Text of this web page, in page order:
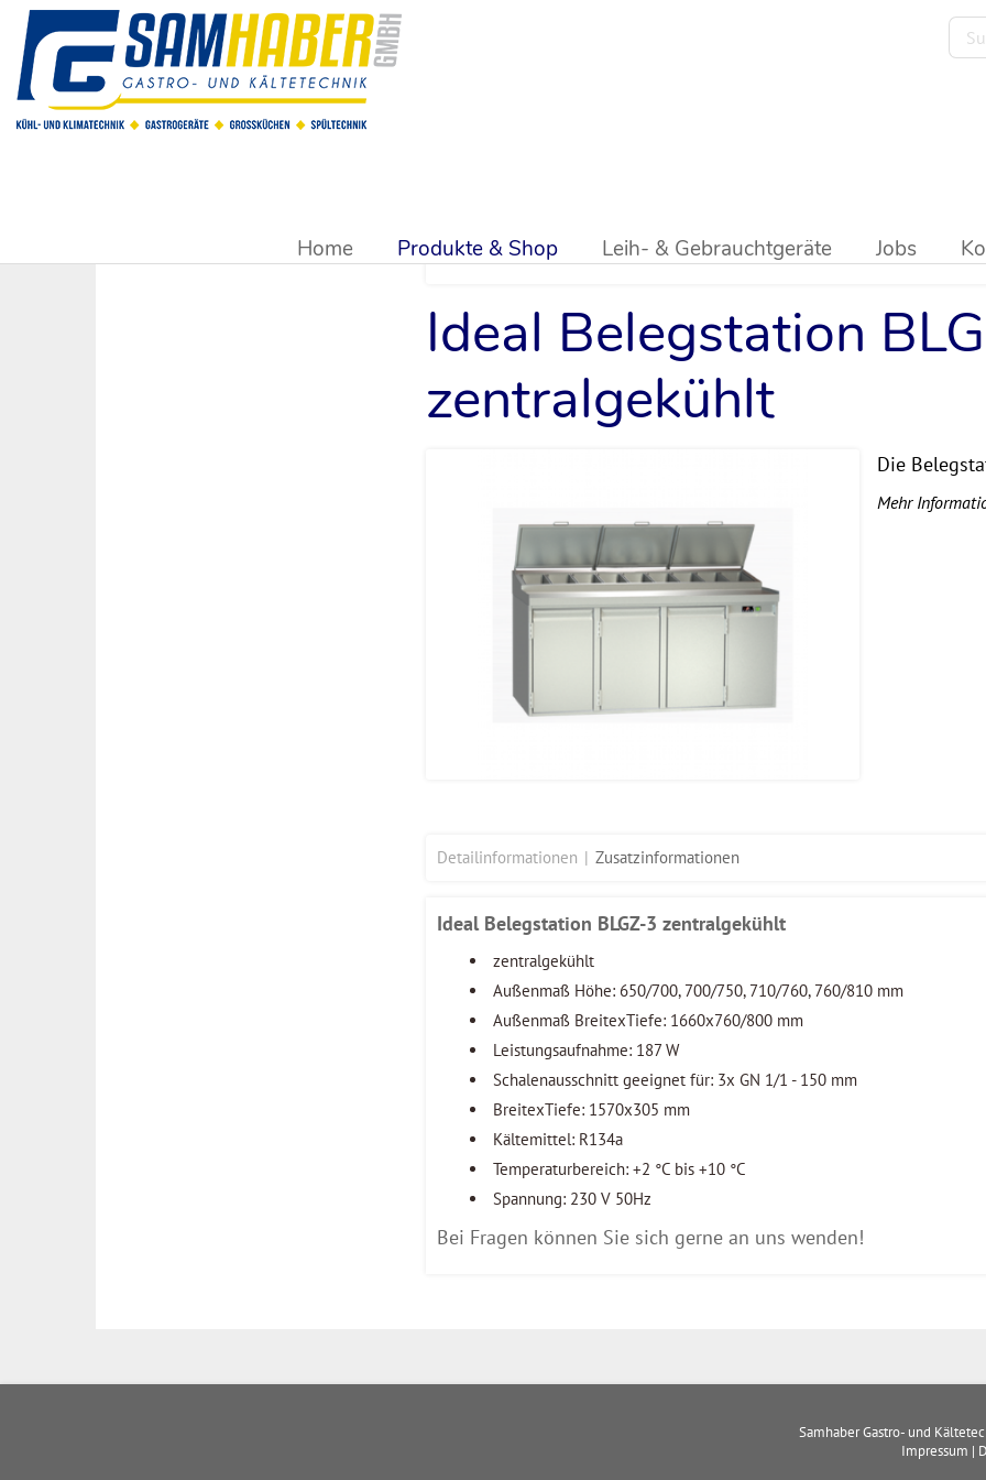
Home Produkte & Shop Leih- & Gebrauchtgeräte Jobs
Ideal Belegstation
zentralgekühlt
Die
Mehr
Detailinformationen Zusatzinformationen
Ideal Belegstation BLGZ-3 zentralgekühlt
zentralgekühlt
Außenmaß Höhe: 650/700, 700/750, 710/760, 760/810 mm
Außenmaß BreitexTiefe: 1660x760/800 mm
Leistungsaufnahme: 187 W
Schalenausschnitt geeignet für: 3x GN 1/1 - 150 mm
BreitexTiefe: 1570x305 mm
Kältemittel: R134a
Temperaturbereich: +2 °C bis +10 °C
Spannung: 230 V 50Hz
Bei Fragen können Sie sich gerne an uns wenden!
Samhaber Gastro- und
Impressum |